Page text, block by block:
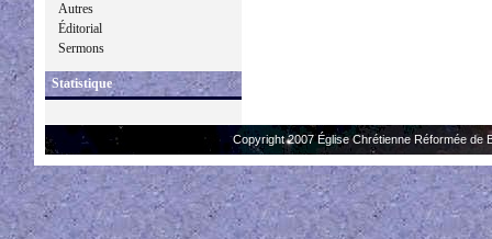
Autres
Éditorial
Sermons
Statistique
Copyright 2007 Église Chrétienne Réformée de